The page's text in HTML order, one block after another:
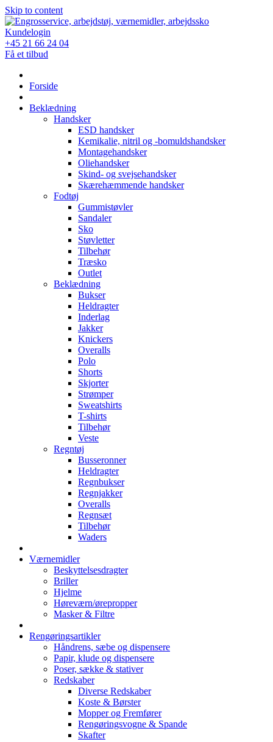
Skip to content
Kundelogin
+45 21 66 24 04
Få et tilbud
Forside
Beklædning
Handsker
ESD handsker
Kemikalie, nitril og -bomuldshandsker
Montagehandsker
Oliehandsker
Skind- og svejsehandsker
Skærehæmmende handsker
Fodtøj
Gummistøvler
Sandaler
Sko
Støvletter
Tilbehør
Træsko
Outlet
Beklædning
Bukser
Heldragter
Inderlag
Jakker
Knickers
Overalls
Polo
Shorts
Skjorter
Strømper
Sweatshirts
T-shirts
Tilbehør
Veste
Regntøj
Busseronner
Heldragter
Regnbukser
Regnjakker
Overalls
Regnsæt
Tilbehør
Waders
Værnemidler
Beskyttelsesdragter
Briller
Hjelme
Høreværn/ørepropper
Masker & Filtre
Rengøringsartikler
Håndrens, sæbe og dispensere
Papir, klude og dispensere
Poser, sække & stativer
Redskaber
Diverse Redskaber
Koste & Børster
Mopper og Fremfører
Rengøringsvogne & Spande
Skafter